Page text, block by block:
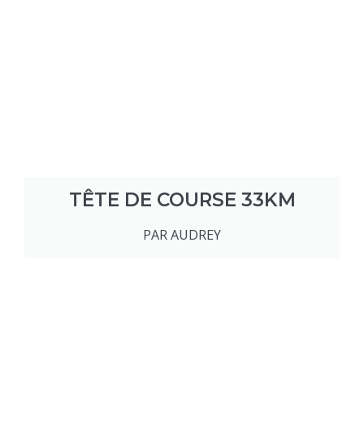
TÊTE DE COURSE 33KM
PAR AUDREY